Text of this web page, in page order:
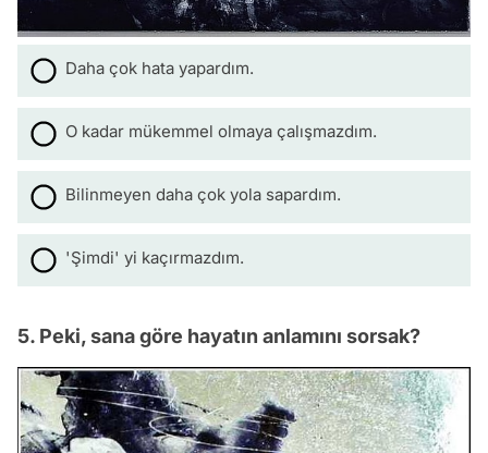
Daha çok hata yapardım.
O kadar mükemmel olmaya çalışmazdım.
Bilinmeyen daha çok yola sapardım.
'Şimdi' yi kaçırmazdım.
5. Peki, sana göre hayatın anlamını sorsak?